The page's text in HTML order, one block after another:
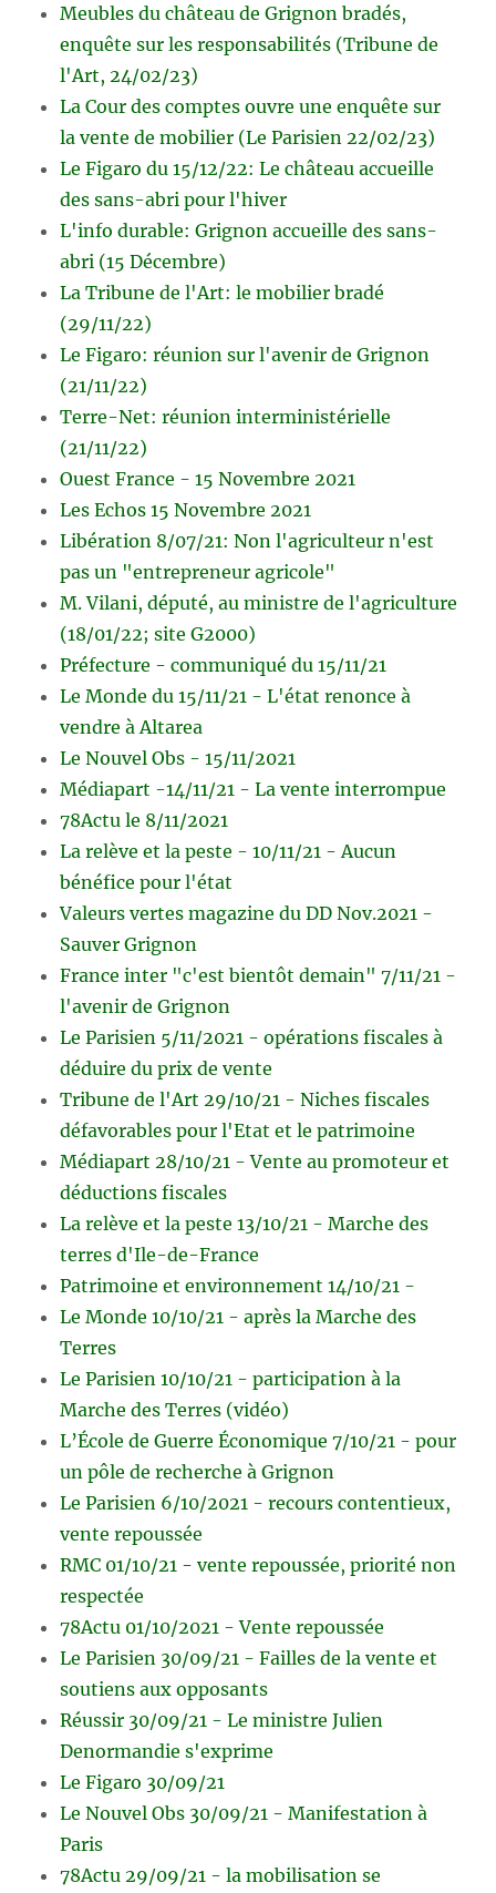
Meubles du château de Grignon bradés,
enquête sur les responsabilités (Tribune de
l'Art, 24/02/23)
La Cour des comptes ouvre une enquête sur
la vente de mobilier (Le Parisien 22/02/23)
Le Figaro du 15/12/22: Le château accueille
des sans-abri pour l'hiver
L'info durable: Grignon accueille des sans-
abri (15 Décembre)
La Tribune de l'Art: le mobilier bradé
(29/11/22)
Le Figaro: réunion sur l'avenir de Grignon
(21/11/22)
Terre-Net: réunion interministérielle
(21/11/22)
Ouest France - 15 Novembre 2021
Les Echos 15 Novembre 2021
Libération 8/07/21: Non l'agriculteur n'est
pas un "entrepreneur agricole"
M. Vilani, député, au ministre de l'agriculture
(18/01/22; site G2000)
Préfecture - communiqué du 15/11/21
Le Monde du 15/11/21 - L'état renonce à
vendre à Altarea
Le Nouvel Obs - 15/11/2021
Médiapart -14/11/21 - La vente interrompue
78Actu le 8/11/2021
La relève et la peste - 10/11/21 - Aucun
bénéfice pour l'état
Valeurs vertes magazine du DD Nov.2021 -
Sauver Grignon
France inter "c'est bientôt demain" 7/11/21 -
l'avenir de Grignon
Le Parisien 5/11/2021 - opérations fiscales à
déduire du prix de vente
Tribune de l'Art 29/10/21 - Niches fiscales
défavorables pour l'Etat et le patrimoine
Médiapart 28/10/21 - Vente au promoteur et
déductions fiscales
La relève et la peste 13/10/21 - Marche des
terres d'Ile-de-France
Patrimoine et environnement 14/10/21 -
Le Monde 10/10/21 - après la Marche des
Terres
Le Parisien 10/10/21 - participation à la
Marche des Terres (vidéo)
L’École de Guerre Économique 7/10/21 - pour
un pôle de recherche à Grignon
Le Parisien 6/10/2021 - recours contentieux,
vente repoussée
RMC 01/10/21 - vente repoussée, priorité non
respectée
78Actu 01/10/2021 - Vente repoussée
Le Parisien 30/09/21 - Failles de la vente et
soutiens aux opposants
Réussir 30/09/21 - Le ministre Julien
Denormandie s'exprime
Le Figaro 30/09/21
Le Nouvel Obs 30/09/21 - Manifestation à
Paris
78Actu 29/09/21 - la mobilisation se